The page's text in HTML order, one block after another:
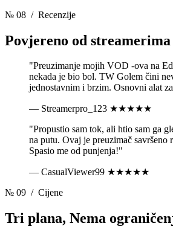
№ 08 / Recenzije
Povjereno od
"Preuzimanje mojih VOD -ova na
nekada je bio bol. TW Golem čini
jednostavnim i brzim. Osnovni alat
— Streamerpro_123 ★★★★★
"Propustio sam tok, ali htio sam ga
na putu. Ovaj je preuzimač savršeno
Spasio me od punjenja!"
— CasualViewer99 ★★★★★
№ 09 / Cijene
Tri plana, Nema